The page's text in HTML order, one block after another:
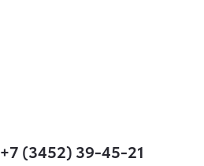
+7 (3452) 39-45-21